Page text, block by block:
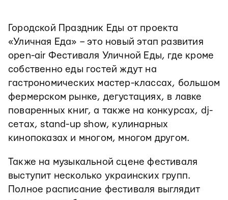
Городской Праздник Еды от проекта
«Уличная Еда» – это новый этап развития
open-air Фестиваля Уличной Еды, где кроме
собственно еды гостей ждут на
гастрономических мастер-классах, большом
фермерском рынке, дегустациях, в лавке
поваренных книг, а также на конкурсах, dj-
сетах, stand-up show, кулинарных
кинопоказах и многом, многом другом.
Также на музыкальной сцене фестиваля
выступит несколько украинских групп.
Полное расписание фестиваля выглядит